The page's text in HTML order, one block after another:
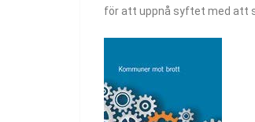
för att uppnå syftet med att